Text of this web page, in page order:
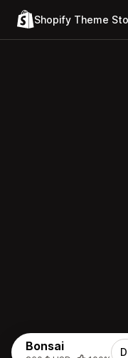
Shopify Theme
Bonsai